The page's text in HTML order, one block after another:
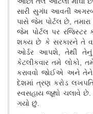
સારી સુગંધ આવતી
પાસે જેમ પોર્ટલ છે,
જેમ પોર્ટલ પર
શક્ય છે કે સરકારને તે
ઓર્ડર આપશે, તેથી
કેટલીકવાર તમે લોકો,
કરાવવો જોઈએ અને
દેશમાં ત્રણ કરોડ
સ્વસહાય જૂથો ચલાવે
ગયો છું.